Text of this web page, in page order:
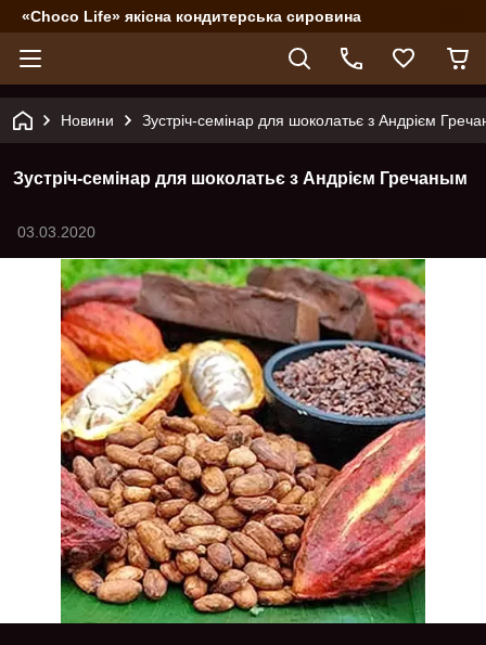
«Choco Life» якісна кондитерська сировина
Новини Зустріч-семінар для шоколатьє з Андрієм
Зустріч-семінар для шоколатьє з Андрієм Гречаным
03.03.2020